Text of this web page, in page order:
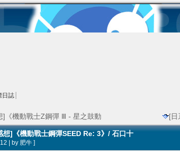
日誌
]《機動戰士Z鋼彈 Ⅲ - 星之鼓動 [日
想]《機動戰士鋼彈SEED Re: 3》/ 石口十
| by 肥牛 ]